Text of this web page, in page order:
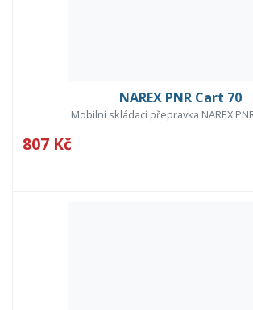
NAREX PNR Cart 70
Mobilní skládací přepravka NAREX
807 Kč